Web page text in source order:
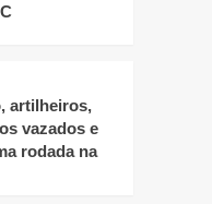
artilheiros,
vazados e
rodada na